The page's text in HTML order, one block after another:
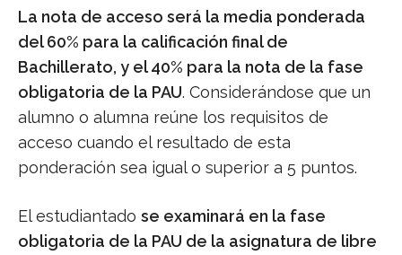
La nota de acceso será la media ponderada
del 60% para la calificación final de
Bachillerato, y el 40% para la nota de la fase
obligatoria de la PAU. Considerándose que un
alumno o alumna reúne los requisitos de
acceso cuando el resultado de esta
ponderación sea igual o superior a 5 puntos.
El estudiantado se examinará en la fase
obligatoria de la PAU de la asignatura de libre